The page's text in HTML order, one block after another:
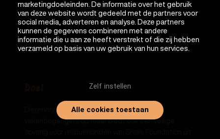
marketingdoeleinden. De informatie over het gebruik
van deze website wordt gedeeld met de partners voor
social media, adverteren en analyse. Deze partners
kunnen de gegevens combineren met andere
informatie die u aan ze heeft verstrekt of die zij hebben
verzameld op basis van uw gebruik van hun services.
Zelf instellen
Alle cookies toestaan
Soort:
Herplaatser internationaal
Plaats:
MIDDELIE
Telefoon:
Website
https://sharo.bg/nl/animals
Dierenhotel Pandora vangt niet alleen
vakantiegangers op, maar biedt ook een veilige